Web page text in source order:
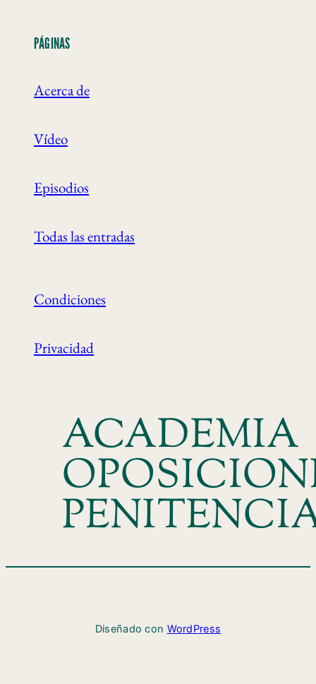
PÁGINAS
Acerca de
Vídeo
Episodios
Todas las entradas
Condiciones
Privacidad
ACADEMIA
Diseñado con WordPress